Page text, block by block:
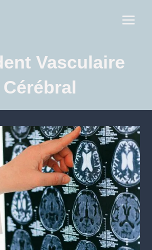
Vasculaire
Cérébral